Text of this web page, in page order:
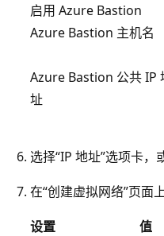
启用 Azure Bastion
Azure Bastion 主机名
Azure Bastion 公共 IP
址
选择“IP 地址”选项卡，
在“创建虚拟网络”页面
设置
值